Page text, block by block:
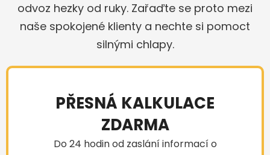
odvoz hezky od ruky. Zařaďte se proto mezi
naše spokojené klienty a nechte si pomoct
silnými chlapy.
PŘESNÁ KALKULACE
ZDARMA
Do 24 hodin od zaslání informací o